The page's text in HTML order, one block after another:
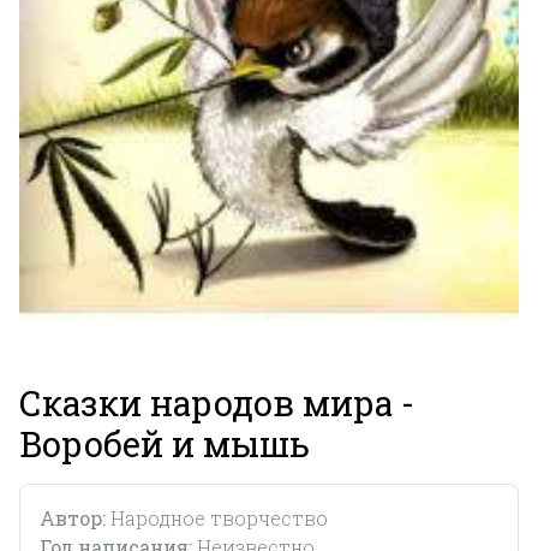
Сказки народов мира -
Воробей и мышь
Автор:Народное творчество